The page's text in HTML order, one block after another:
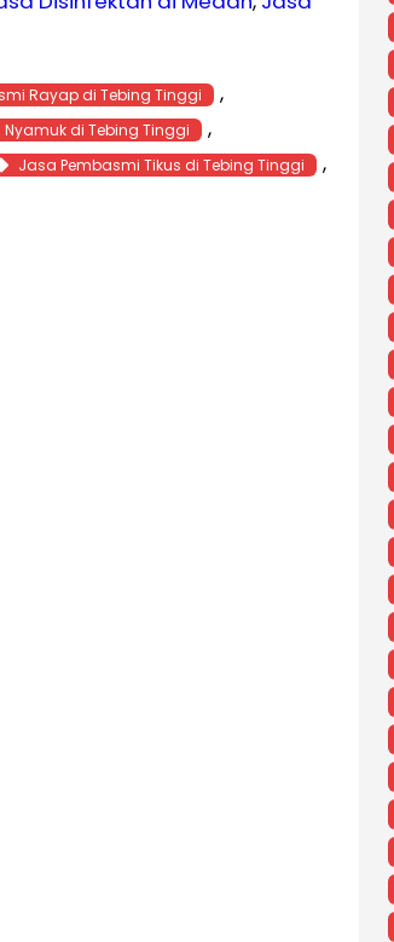
Rayap di Tebing Tinggi ,
di Tebing Tinggi ,
Jasa Pembasmi Tikus di Tebing Tinggi ,